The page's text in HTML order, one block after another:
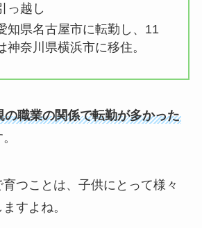
っ越し
知県名古屋市に転勤し、11
神奈川県横浜市に移住。
の職業の関係で転勤が多かった
つことは、子供にとって様々
すよね。